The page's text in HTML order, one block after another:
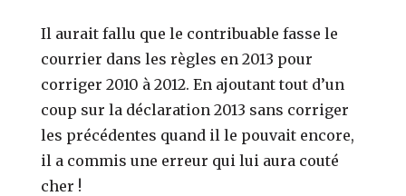
Il aurait fallu que le contribuable fasse le
courrier dans les règles en 2013 pour
corriger 2010 à 2012. En ajoutant tout d’un
coup sur la déclaration 2013 sans corriger
les précédentes quand il le pouvait encore,
il a commis une erreur qui lui aura couté
cher !